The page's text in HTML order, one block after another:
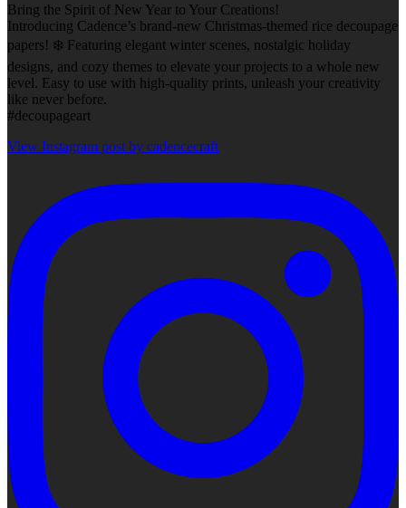
Bring the Spirit of New Year to Your Creations!
Introducing Cadence’s brand-new Christmas-themed rice decoupage
papers! ❄️ Featuring elegant winter scenes, nostalgic holiday
designs, and cozy themes to elevate your projects to a whole new
level. Easy to use with high-quality prints, unleash your creativity
like never before.
#decoupageart
View Instagram post by cadencecraft